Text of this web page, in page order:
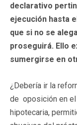
declarativo
ejecución hasta
que si no se
proseguirá. Ello
sumergirse en
¿Debería ir la
de oposición en
hipotecaria,